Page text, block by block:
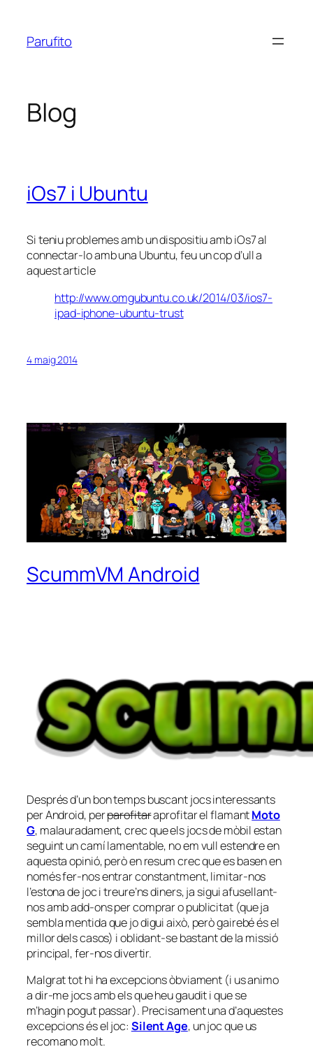
contingut
Parufito
Blog
iOs7 i Ubuntu
Si teniu problemes amb un dispositiu amb iOs7 al
connectar-lo amb una Ubuntu, feu un cop d’ull a
aquest article
http://www.omgubuntu.co.uk/2014/03/ios7-
ipad-iphone-ubuntu-trust
4 maig 2014
ScummVM Android
Després d’un bon temps buscant jocs interessants
per Android, perparofitaraprofitar el flamantMoto
G, malauradament, crec que els jocs de mòbil estan
seguint un camí lamentable, no em vull estendre en
aquesta opinió, però en resum crec que es basen en
només fer-nos entrar constantment, limitar-nos
l’estona de joc i treure’ns diners, ja sigui afusellant-
nos amb add-ons per comprar o publicitat (que ja
sembla mentida que jo digui això, però gairebé és el
millor dels casos) i oblidant-se bastant de la missió
principal, fer-nos divertir.
Malgrat tot hi ha excepcions òbviament (i us animo
a dir-me jocs amb els que heu gaudit i que se
m’hagin pogut passar). Precisament una d’aquestes
excepcions és el joc: Silent Age, un joc que us
recomano molt.